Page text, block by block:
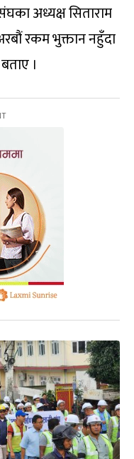
अध्यक्ष सिताराम
रकम भुक्तान नहुँदा
।